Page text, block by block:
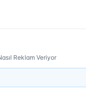
Reklam Veriyor